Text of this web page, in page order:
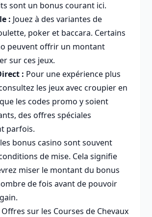
sont un bonus courant ici.
: Jouez à des variantes de
poker et baccara. Certains
peuvent offrir un montant
sur ces jeux.
: Pour une expérience plus
les jeux avec croupier en
les codes promo y soient
des offres spéciales
parfois.
bonus casino sont souvent
de mise. Cela signifie
miser le montant du bonus
de fois avant de pouvoir
sur les Courses de Chevaux